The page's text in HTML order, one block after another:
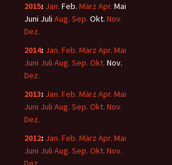
2015: Jan. Feb. März Apr. Mai
Juni Juli Aug. Sep. Okt. Nov.
Dez.
2014: Jan. Feb. März Apr. Mai
Juni Juli Aug. Sep. Okt. Nov.
Dez.
2013: Jan. Feb. März Apr. Mai
Juni Juli Aug. Sep. Okt. Nov.
Dez.
2012: Jan. Feb. März Apr. Mai
Juni Juli Aug. Sep. Okt. Nov.